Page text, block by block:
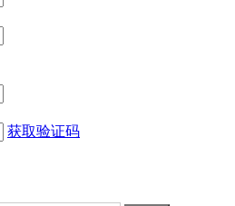
获取验证码